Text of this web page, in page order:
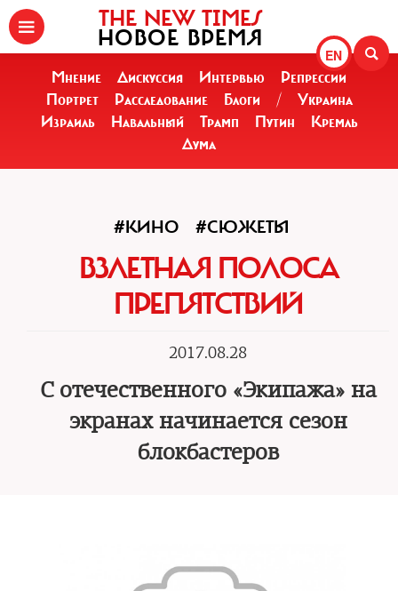
EN
THE NEW TIMES
НОВОЕ ВРЕМЯ
Мнение Дискуссия Интервью
Репрессии
Портрет
Расследование Блоги /
Украина
Израиль
Навальный Трамп Путин
Кремль
Дума
#КИНО #СЮЖЕТЫ
ВЗЛЕТНАЯ ПОЛОСА
ПРЕПЯТСТВИЙ
2017.08.28
С отечественного «Экипажа» на
экранах начинается сезон
блокбастеров